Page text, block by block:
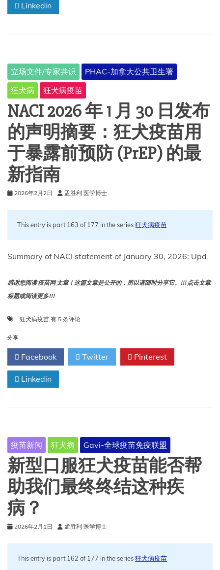
途
较
Linkedin
立场文件/专家共识
PHAC-加拿大公共卫生署
狂犬病
狂犬病疫苗
NACI 2026 年 1 月 30 日发布
的声明摘要：狂犬疫苗用
于暴露前预防 (PrEP) 的最
新指南
2026年2月2日 孟胜利 医学博士
This entry is part 163 of 177 in the series狂犬病疫苗
Summary of NACI statement of January 30, 2026: Upd
感谢您阅读 疫苗网 文章！这篇文章是公开的，所以请随时分享它。!!! 点击文章
标题或阅读更多!!!
狂犬病疫苗 NACI
1
月
30
日
发
摘
要：
狂
疫
用
露
预
有 5 条评论
分享
Facebook Twitter Pinterest
Linkedin
疫苗新闻 狂犬病 Gavi-全球疫苗免疫联盟
新型口服狂犬疫苗能否帮
助我们最终终结这种疾
病？
2026年2月1日 孟胜利 医学博士
This entry is part 162 of 177 in the series狂犬病疫苗